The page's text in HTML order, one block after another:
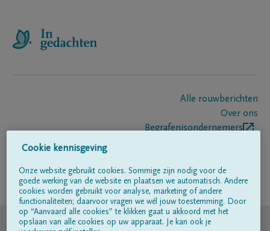
Alle rouwberichten
Over ons
Begrafenisondernemers
Volg ons op
© DELA
Cookie kennisgeving
Onze website gebruikt cookies. Sommige zijn nodig voor de
goede werking van de website en plaatsen we automatisch. Andere
cookies worden gebruikt voor analyse, marketing of andere
functionaliteiten; daarvoor vragen we wél jouw toestemming. Door
op “Aanvaard alle cookies” te klikken gaat u akkoord met het
opslaan van alle cookies op uw apparaat. Je kan ook je